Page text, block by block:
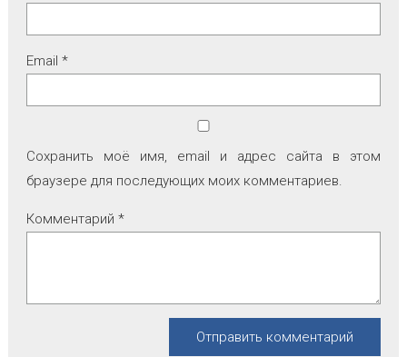
Email *
Сохранить моё имя, email и адрес сайта в этом
браузере для последующих моих комментариев.
Комментарий *